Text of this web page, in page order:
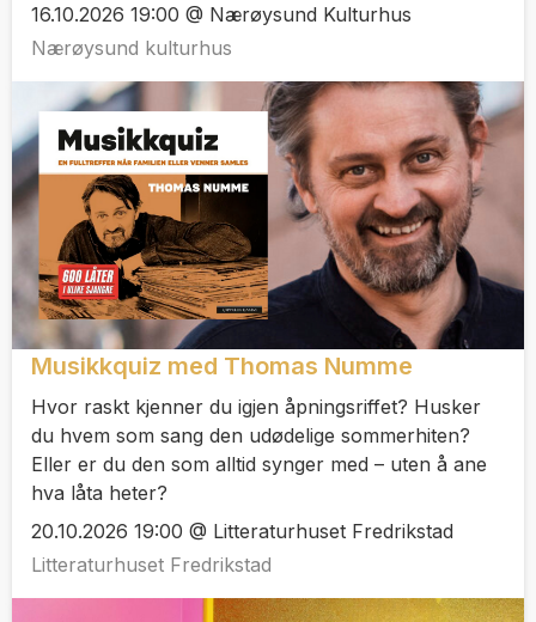
16.10.2026 19:00 @ Nærøysund Kulturhus
Nærøysund kulturhus
Musikkquiz med Thomas Numme
Hvor raskt kjenner du igjen åpningsriffet? Husker
du hvem som sang den udødelige sommerhiten?
Eller er du den som alltid synger med – uten å ane
hva låta heter?
20.10.2026 19:00 @ Litteraturhuset Fredrikstad
Litteraturhuset Fredrikstad